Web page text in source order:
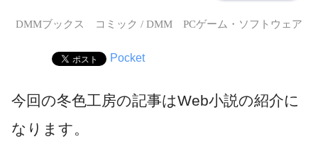
DMMブックス コミック / DMM PCゲーム・ソフトウェア
Pocket
今回の冬色工房の記事はWeb小説の紹介に
なります。